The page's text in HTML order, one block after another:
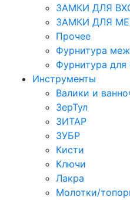
ЗАМКИ ДЛЯ
ЗАМКИ ДЛЯ
Прочее
Фурнитура
Фурнитура для
Инструменты
Валики и
ЗерТул
ЗИТАР
ЗУБР
Кисти
Ключи
Лакра
Молотки/